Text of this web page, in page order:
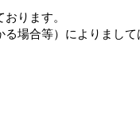
ります。
場合等）によりまし